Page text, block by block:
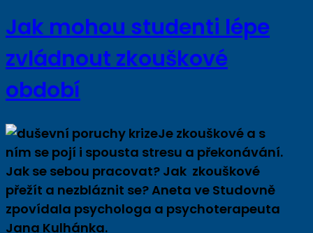
Jak mohou studenti lépe
zvládnout zkouškové
období
Je zkouškové a s
ním se pojí i spousta stresu a překonávání.
Jak se sebou pracovat? Jak zkouškové
přežít a nezbláznit se? Aneta ve Studovně
zpovídala psychologa a psychoterapeuta
Jana Kulhánka.